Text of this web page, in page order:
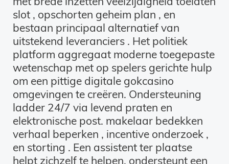
slot , opschorten geheim plan , en
bestaan principaal alternatief van
uitstekend leveranciers . Het politiek
platform aggregaat moderne toegepaste
wetenschap met op spelers gerichte hulp
om een pittige digitale gokcasino
omgevingen te creëren. Ondersteuning
ladder 24/7 via levend praten en
elektronische post. makelaar bedekken
verhaal beperken , incentive onderzoek ,
en storting . Een assistent ter plaatse
helpt zichzelf te helpen, ondersteunt een